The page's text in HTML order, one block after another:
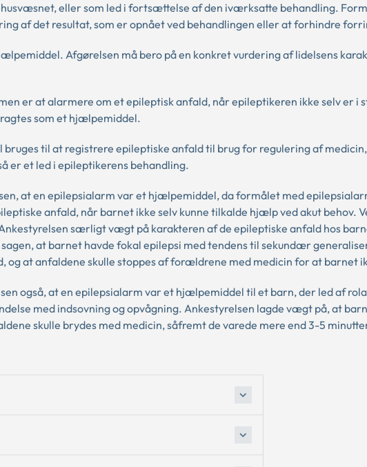
eller som led i fortsættelse af den iværksatte behandling.
af det resultat, som er opnået ved behandlingen eller at forhindre
Afgørelsen må bero på en konkret vurdering af lidelsens
er at alarmere om et epileptisk anfald, når epileptikeren ikke selv er i
som et hjælpemiddel.
bruges til at registrere epileptiske anfald til brug for regulering af
er et led i epileptikerens behandling.
at en epilepsialarm var et hjælpemiddel, da formålet med
anfald, når barnet ikke selv kunne tilkalde hjælp ved akut behov.
særligt vægt på karakteren af de epileptiske anfald hos
at barnet havde fokal epilepsi med tendens til sekundær
og at anfaldene skulle stoppes af forældrene med medicin for at barnet
også, at en epilepsialarm var et hjælpemiddel til et barn, der led af
med indsovning og opvågning. Ankestyrelsen lagde vægt på, at
skulle brydes med medicin, såfremt de varede mere end 3-5